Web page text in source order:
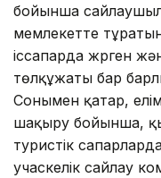
бойынша
мемлекетте
іссапарда жүрген
төлқұжаты бар
Сонымен қатар,
шақыру бойынша,
туристік
учаскелік сайлау